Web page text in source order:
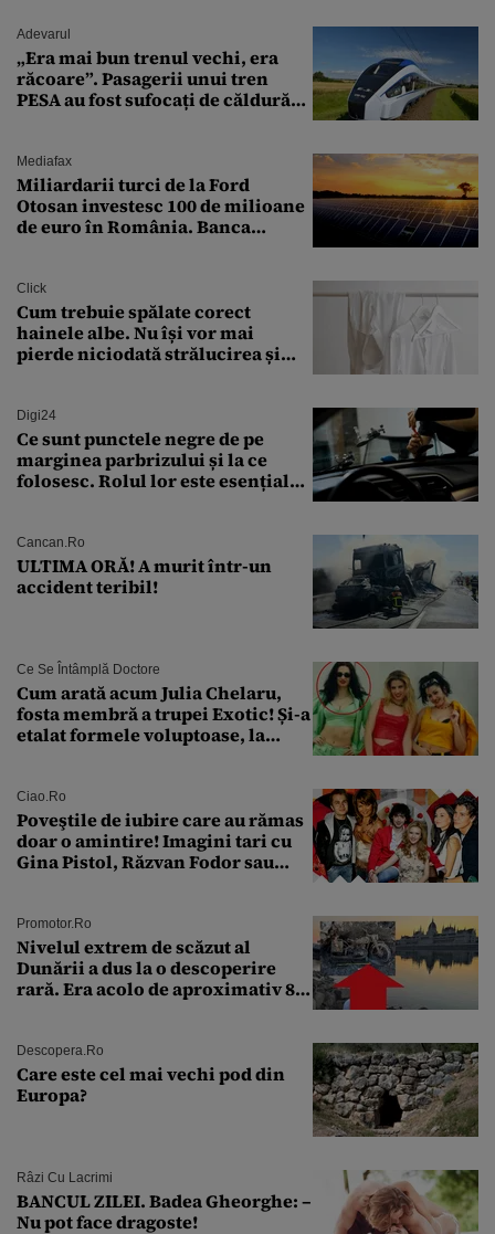
Adevarul
„Era mai bun trenul vechi, era
răcoare”. Pasagerii unui tren
PESA au fost sufocați de căldură
Mediafax
Miliardarii turci de la Ford
Otosan investesc 100 de milioane
de euro în România. Banca
Click
Cum trebuie spălate corect
hainele albe. Nu își vor mai
pierde niciodată strălucirea și
Digi24
Ce sunt punctele negre de pe
marginea parbrizului și la ce
folosesc. Rolul lor este esențial
Cancan.ro
ULTIMA ORĂ! A murit într-un
accident teribil!
Ce Se Întâmplă Doctore
Cum arată acum Julia Chelaru,
fosta membră a trupei Exotic! Și-a
etalat formele voluptoase, la
Ciao.ro
Poveştile de iubire care au rămas
doar o amintire! Imagini tari cu
Gina Pistol, Răzvan Fodor sau
Promotor.ro
Nivelul extrem de scăzut al
Dunării a dus la o descoperire
rară. Era acolo de aproximativ 80
Descopera.ro
Care este cel mai vechi pod din
Europa?
Râzi Cu Lacrimi
BANCUL ZILEI. Badea Gheorghe: –
Nu pot face dragoste!